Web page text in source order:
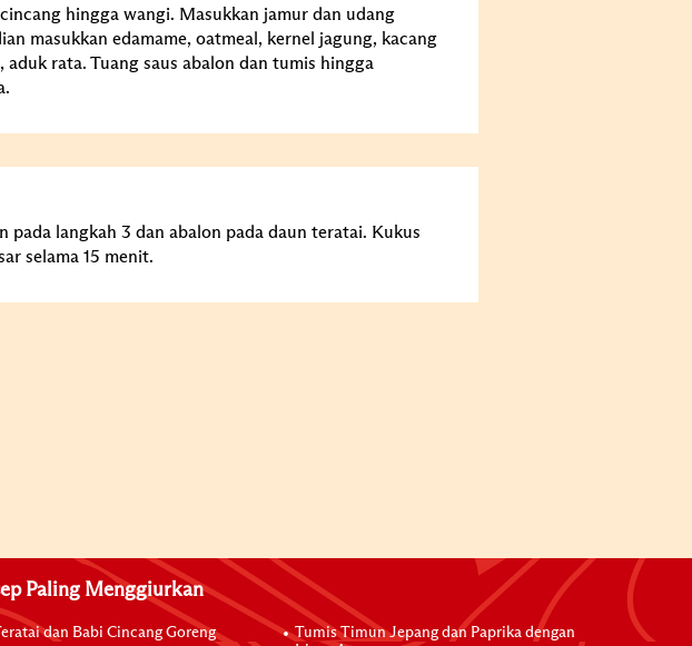
hingga wangi. Masukkan jamur dan udang
masukkan edamame, oatmeal, kernel jagung, kacang
aduk rata. Tuang saus abalon dan tumis hingga
pada langkah 3 dan abalon pada daun teratai. Kukus
selama 15 menit.
Paling Menggiurkan
dan Babi Cincang Goreng
Tumis Timun Jepang dan Paprika dengan